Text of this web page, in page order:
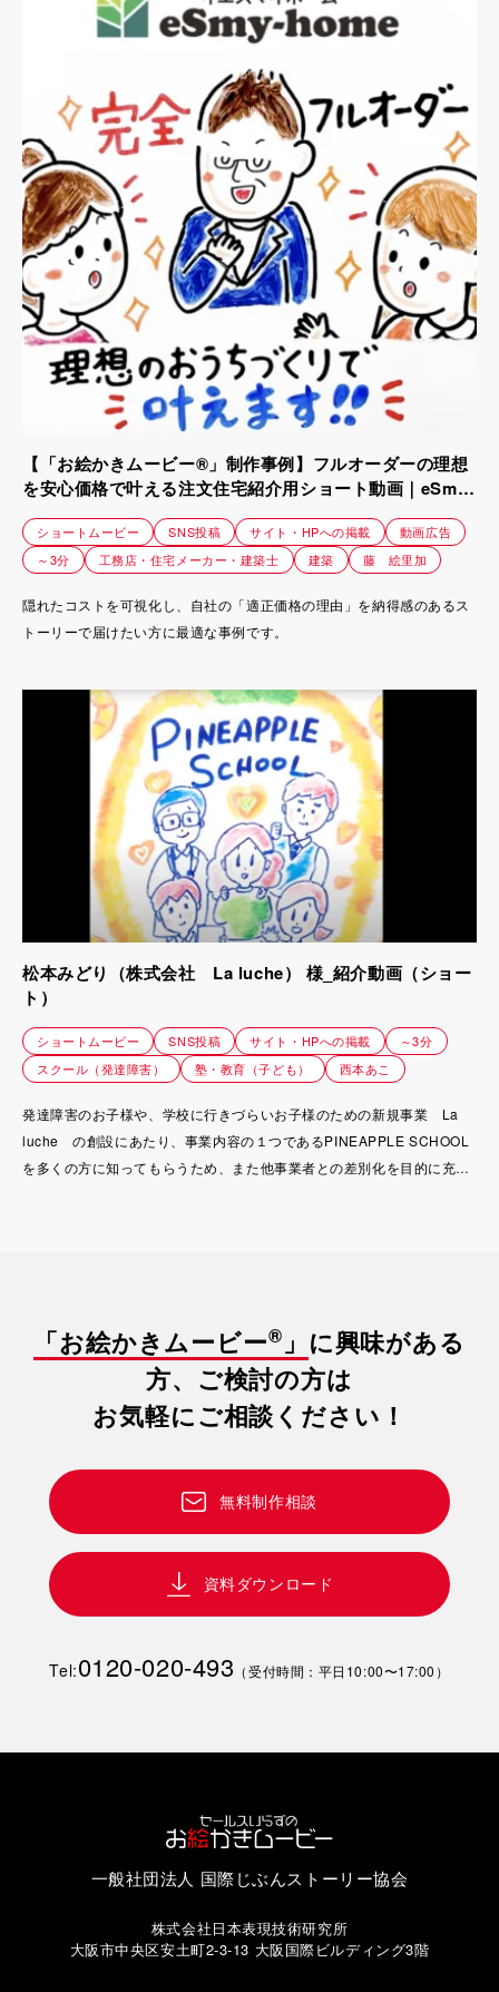
【「お絵かきムービー®」制作事例】フルオーダーの理想
を安心価格で叶える注文住宅紹介用ショート動画｜eSmy-
home株式会社
ショートムービー SNS投稿 サイト・HPへの掲載
動画広告
～3分
工務店・住宅メーカー・建築士 建築 藤 絵里加
隠れたコストを可視化し、自社の「適正価格の理由」を納得感のあるス
トーリーで届けたい方に最適な事例です。
松本みどり（株式会社 La luche） 様_紹介動画（ショー
ト）
ショートムービー SNS投稿 サイト・HPへの掲載
～3分
スクール（発達障害）
塾・教育（子ども） 西本あこ
発達障害のお子様や、学校に行きづらいお子様のための新規事業 La
luche の創設にあたり、事業内容の１つであるPINEAPPLE SCHOOL
を多くの方に知ってもらうため、また他事業者との差別化を目的に充実
「お絵かきムービー® 」 に興味がある
方、ご検討の方は
お気軽にご相談ください！
無料制作相談
資料ダウンロード
Tel:0120-020-493 （受付時間：平日10:00〜17:00）
一般社団法人 国際じぶんストーリー協会
株式会社日本表現技術研究所
大阪市中央区安土町2-3-13 大阪国際ビルディング3階